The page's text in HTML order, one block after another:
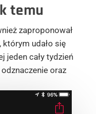
temu
zaproponował
którym udało się
jeden cały tydzień
oraz